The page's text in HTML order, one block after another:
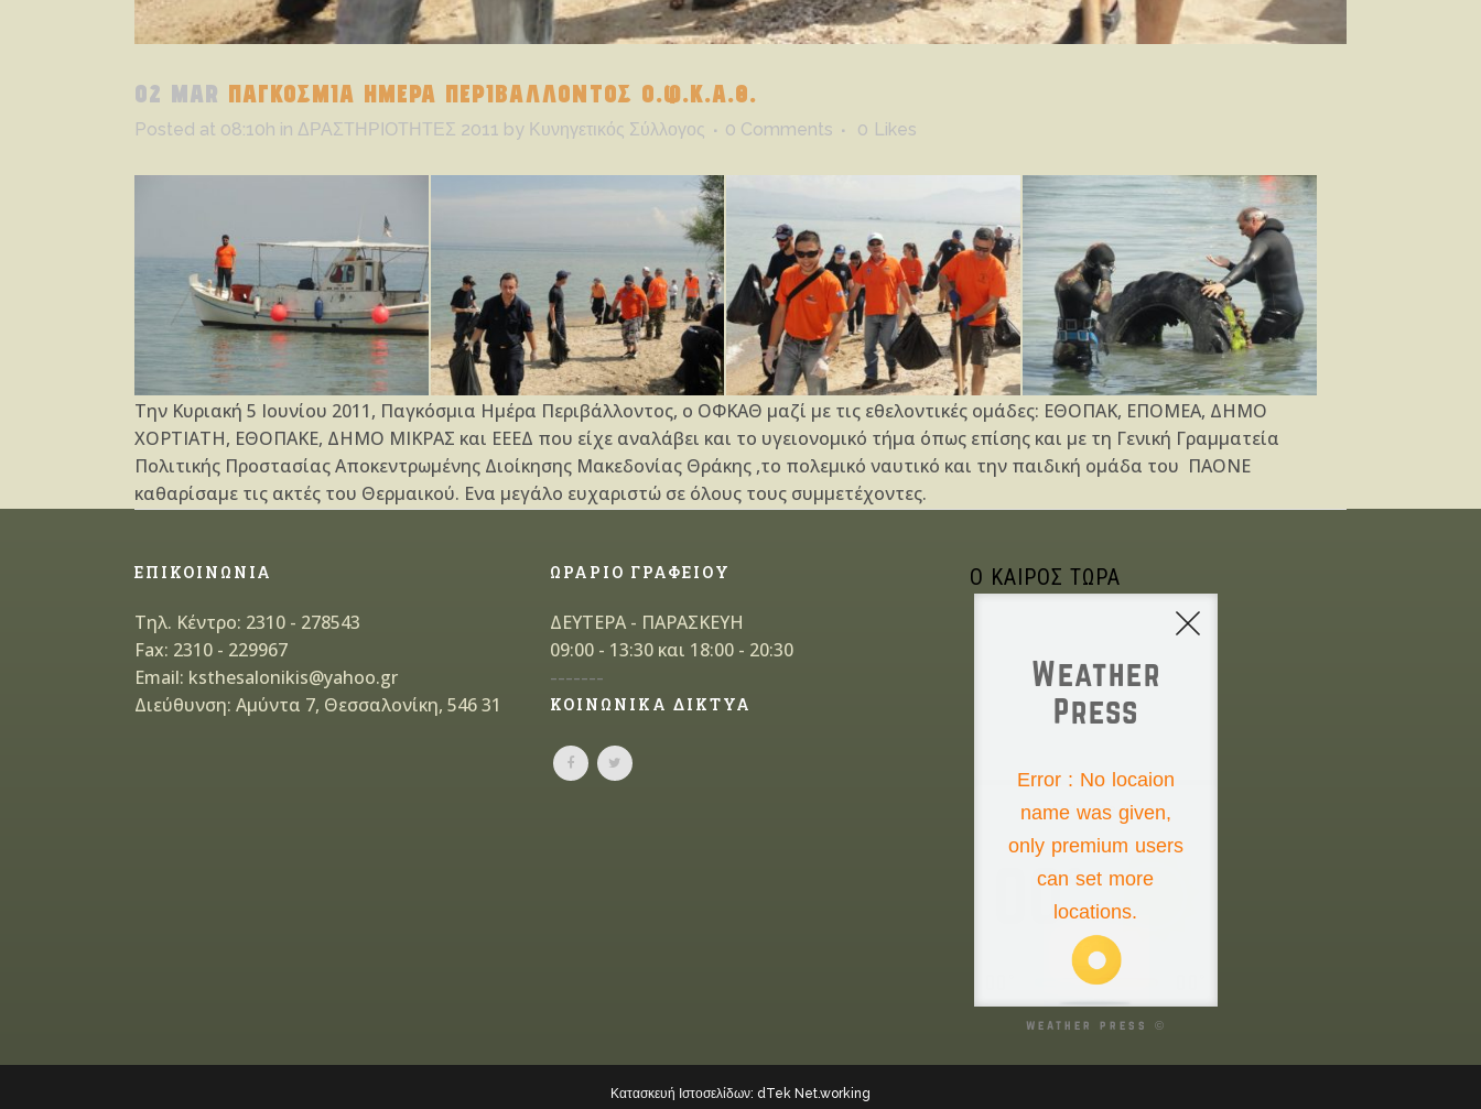
02 MAR ΠΑΓΚΟΣΜΙΑ ΗΜΕΡΑ ΠΕΡΙΒΑΛΛΟΝΤΟΣ Ο.Φ.Κ.Α.Θ.
Posted at 08:10h in ΔΡΑΣΤΗΡΙΟΤΗΤΕΣ 2011 by Κυνηγετικός Σύλλογος 0 Comments 0 Likes
Την Κυριακή 5 Ιουνίου 2011, Παγκόσμια Ημέρα Περιβάλλοντος, ο ΟΦΚΑΘ μαζί με τις εθελοντικές ομάδες: ΕΘΟΠΑΚ, ΕΠΟΜΕΑ, ΔΗΜΟ
ΧΟΡΤΙΑΤΗ, ΕΘΟΠΑΚΕ, ΔΗΜΟ ΜΙΚΡΑΣ και ΕΕΕΔ που είχε αναλάβει και το υγειονομικό τήμα όπως επίσης και με τη Γενική Γραμματεία
Πολιτικής Προστασίας Αποκεντρωμένης Διοίκησης Μακεδονίας Θράκης ,το πολεμικό ναυτικό και την παιδική ομάδα του ΠΑΟΝΕ
καθαρίσαμε τις ακτές του Θερμαικού. Ενα μεγάλο ευχαριστώ σε όλους τους συμμετέχοντες.
ΕΠΙΚΟΙΝΩΝΙΑ
Τηλ. Κέντρο: 2310 - 278543
Fax: 2310 - 229967
Email: ksthesalonikis@yahoo.gr
Διεύθυνση: Αμύντα 7, Θεσσαλονίκη, 546 31
ΩΡΑΡΙΟ ΓΡΑΦΕΙΟΥ
ΔΕΥΤΕΡΑ - ΠΑΡΑΣΚΕΥΗ
09:00 - 13:30 και 18:00 - 20:30
-------
ΚΟΙΝΩΝΙΚΑ ΔΙΚΤΥΑ
Ο ΚΑΙΡΟΣ ΤΩΡΑ
Weather
Press
Error : No locaion
name was given,
only premium users
can set more
locations.
Friday the 7th
00°
weather press ©
Κατασκευή Ιστοσελίδων: dTek Net.working